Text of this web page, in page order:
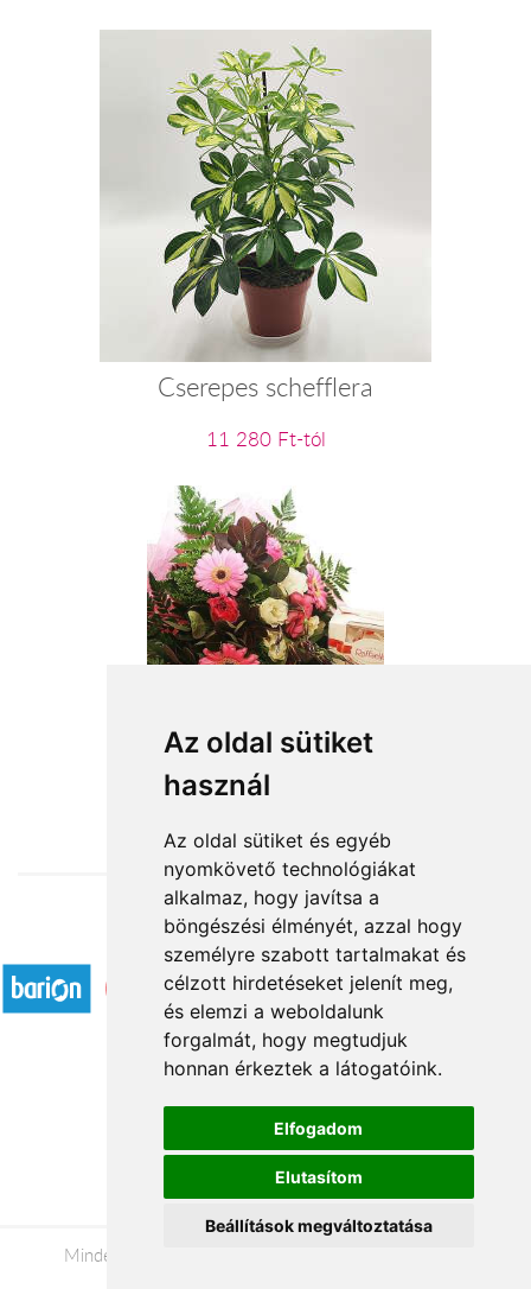
Az oldal sütiket
használ
Az oldal sütiket és egyéb
nyomkövető technológiákat
alkalmaz, hogy javítsa a
böngészési élményét, azzal hogy
személyre szabott tartalmakat és
célzott hirdetéseket jelenít meg,
és elemzi a weboldalunk
forgalmát, hogy megtudjuk
honnan érkeztek a látogatóink.
Elfogadom
Elutasítom
Beállítások megváltoztatása
Cserepes schefflera
11 280 Ft-tól
22 800 Ft-tól
Elfogadott fizetési módok
Á.SZ.F.
Impresszum
Adatkezelési tájékoztató
Minden jog fenntartva © 2026 |